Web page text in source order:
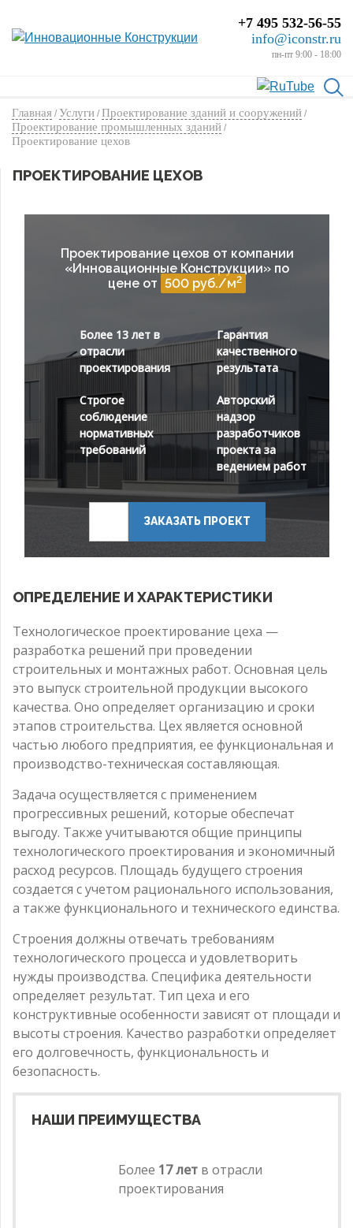
+7 495 532-56-55
info@iconstr.ru
пн-пт 9:00 - 18:00
Главная / Услуги / Проектирование зданий и сооружений /
Проектирование промышленных зданий /
Проектирование цехов
ПРОЕКТИРОВАНИЕ ЦЕХОВ
Проектирование цехов от компании
«Инновационные Конструкции» по
цене от 500 руб./м2
Более 13 лет в
отрасли
проектирования
Строгое
соблюдение
нормативных
требований
Гарантия
качественного
результата
Авторский
надзор
разработчиков
проекта за
ведением работ
ЗАКАЗАТЬ ПРОЕКТ
ОПРЕДЕЛЕНИЕ И ХАРАКТЕРИСТИКИ
Технологическое проектирование цеха —
разработка решений при проведении
строительных и монтажных работ. Основная цель
это выпуск строительной продукции высокого
качества. Оно определяет организацию и сроки
этапов строительства. Цех является основной
частью любого предприятия, ее функциональная и
производство-техническая составляющая.
Задача осуществляется с применением
прогрессивных решений, которые обеспечат
выгоду. Также учитываются общие принципы
технологического проектирования и экономичный
расход ресурсов. Площадь будущего строения
создается с учетом рационального использования,
а также функционального и технического единства.
Строения должны отвечать требованиям
технологического процесса и удовлетворить
нужды производства. Специфика деятельности
определяет результат. Тип цеха и его
конструктивные особенности зависят от площади и
высоты строения. Качество разработки определяет
его долговечность, функциональность и
безопасность.
НАШИ ПРЕИМУЩЕСТВА
Более 17 лет в отрасли
проектирования